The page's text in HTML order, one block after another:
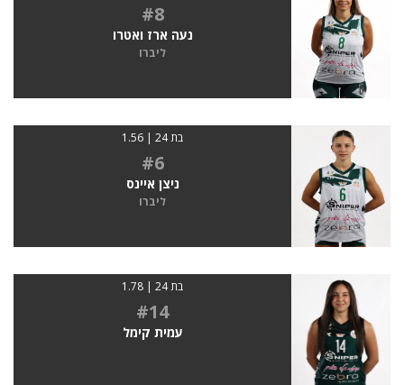
#8
נעה ארז ואטרו
ליברו
בת 24 | 1.56
#6
ניצן איינס
ליברו
בת 24 | 1.78
#14
עמית קימל